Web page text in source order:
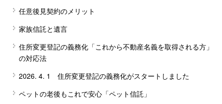
任意後見契約のメリット
家族信託と遺言
住所変更登記の義務化「これから不動産名義を取得される方」
の対応法
2026. 4. 1 住所変更登記の義務化がスタートしました
ペットの老後もこれで安心「ペット信託」